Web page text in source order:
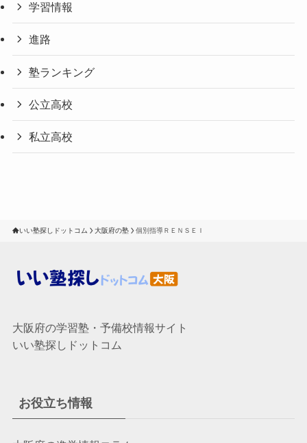
学習情報
進路
塾ランキング
公立高校
私立高校
いい塾探しドットコム 大阪府の塾 個別指導ＲＥＮＳＥＩ
大阪府の学習塾・予備校情報サイト
いい塾探しドットコム
お役立ち情報